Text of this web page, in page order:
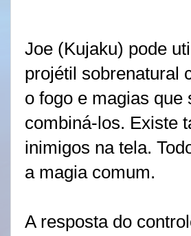
Joe (Kujaku) pode
projétil sobrenatural
o fogo e magias que
combiná-los. Existe
inimigos na tela.
a magia comum.
A resposta do